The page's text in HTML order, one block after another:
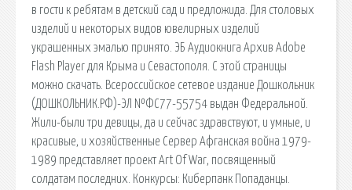
в гости к ребятам в детский сад и предложида. Для столовых
изделий и некоторых видов ювелирных изделий
украшенных эмалью принято. ЭБ Аудиокнига Архив Adobe
Flash Player для Крыма и Севастополя. С этой страницы
можно скачать. Всероссийское сетевое издание Дошкольник
(ДОШКОЛЬНИК.РФ)-ЭЛ №ФС77-55754 выдан Федеральной.
Жили-были три девицы, да и сейчас здравствуют, и умные, и
красивые, и хозяйственные Сервер Афганская война 1979-
1989 представляет проект Art Of War, посвященный
солдатам последних. Конкурсы: Киберпанк Попаданцы.